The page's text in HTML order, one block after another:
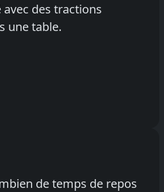
avec des tractions
une table.
de temps de repos